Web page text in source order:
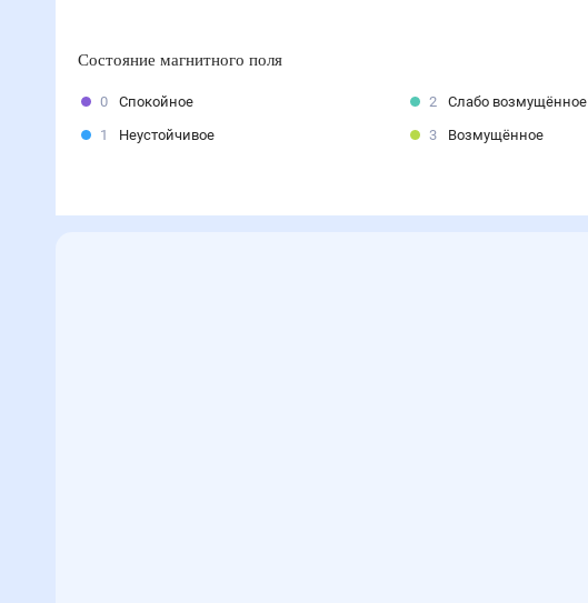
Состояние магнитного поля
0
Спокойное
1
Неустойчивое
2
Слабо возмущённое
3
Возмущённое